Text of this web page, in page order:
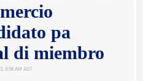
pa
di miembro
9:58 AM AST